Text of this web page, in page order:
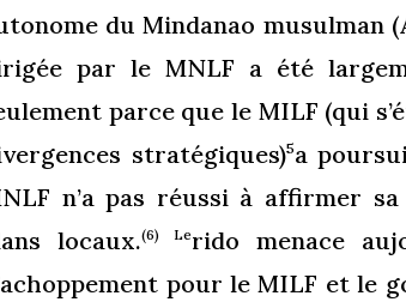
du Mindanao musulman
par le MNLF a été
parce que le MILF (qui
stratégiques)5a
n’a pas réussi à affirmer
locaux.(6) Lerido menace
pour le MILF et le